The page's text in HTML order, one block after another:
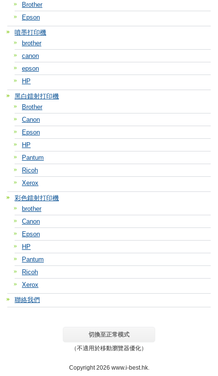
Brother
Epson
噴墨打印機
brother
canon
epson
HP
黑白鐳射打印機
Brother
Canon
Epson
HP
Pantum
Ricoh
Xerox
彩色鐳射打印機
brother
Canon
Epson
HP
Pantum
Ricoh
Xerox
聯絡我們
切換至正常模式
（不適用於移動瀏覽器優化）
Copyright 2026 www.i-best.hk.